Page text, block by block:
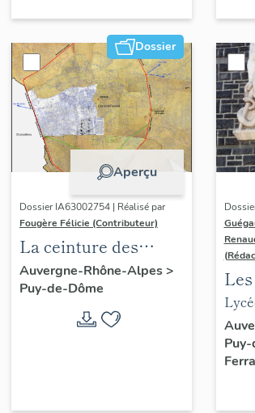
Dossier
Aperçu
Dossier IA63002754 | Réalisé par
Fougère Félicie (Contributeur)
La ceinture des
boulevards de
Clermont-Ferrand
Auvergne-Rhône-Alpes>
Puy-de-Dôme
du